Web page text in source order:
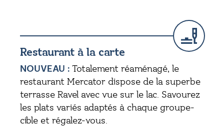
Restaurant à la carte
NOUVEAU : Totalement réaménagé, le
restaurant Mercator dispose de la superbe
terrasse Ravel avec vue sur le lac. Savourez
les plats variés adaptés à chaque groupe-
cible et régalez-vous.